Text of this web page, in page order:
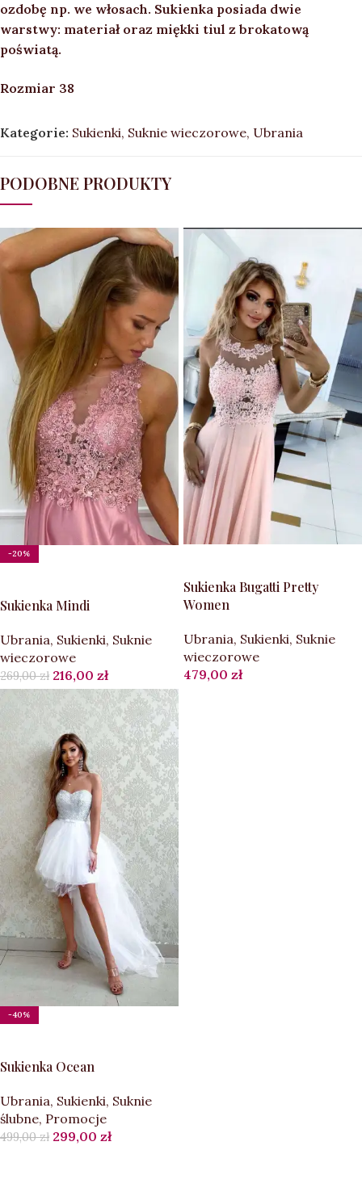
ozdobę np. we włosach. Sukienka posiada dwie
warstwy: materiał oraz miękki tiul z brokatową
poświatą.
Rozmiar 38
Kategorie: Sukienki, Suknie wieczorowe, Ubrania
PODOBNE PRODUKTY
-20%
Sukienka Mindi
Ubrania, Sukienki, Suknie
wieczorowe
269,00zł 216,00 zł
Sukienka Bugatti Pretty
Women
Ubrania, Sukienki, Suknie
wieczorowe
479,00 zł
-40%
Sukienka Ocean
Ubrania, Sukienki, Suknie
ślubne, Promocje
499,00zł 299,00 zł